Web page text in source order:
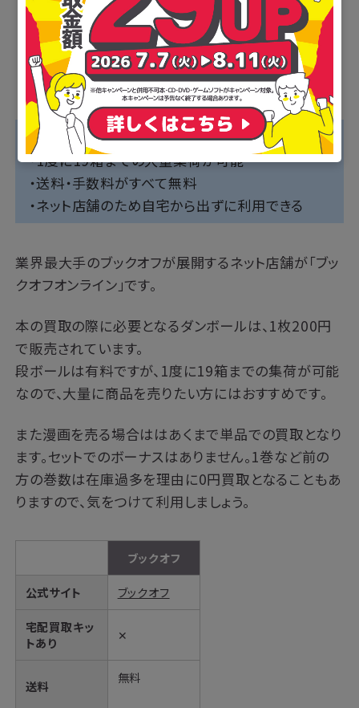
■ブックオフのおすすめポイント
・1度に19箱までの大量集荷が可能
・送料・手数料がすべて無料
・ネット店舗のため自宅から出ずに利用できる
業界最大手のブックオフが展開するネット店舗が「ブッ
クオフオンライン」です。
本の買取の際に必要となるダンボールは、1枚200円
で販売されています。
段ボールは有料ですが、1度に19箱までの集荷が可能
なので、大量に商品を売りたい方にはおすすめです。
また漫画を売る場合ははあくまで単品での買取となり
ます。セットでのボーナスはありません。1巻など前の
方の巻数は在庫過多を理由に0円買取となることもあ
りますので、気をつけて利用しましょう。
ブックオフ
公式サイト ブックオフ
宅配買取キッ
トあり
✕
送料
無料